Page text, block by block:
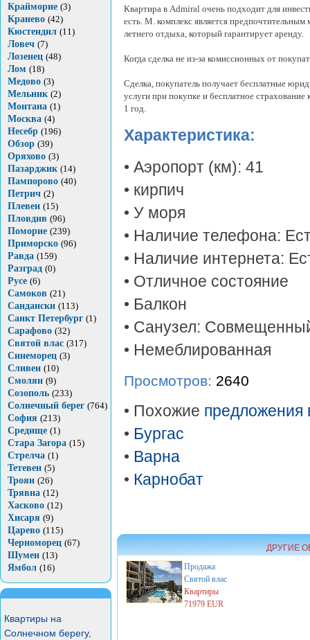
Крайморие (3)
Кранево (42)
Кюстендил (11)
Ловеч (7)
Лозенец (48)
Лом (18)
Медово (3)
Мельник (2)
Монтана (1)
Москва (4)
Несебр (196)
Обзор (39)
Оряхово (3)
Пазарджик (14)
Пампорово (40)
Петрич (2)
Плевен (15)
Пловдив (96)
Поморие (239)
Приморско (96)
Равда (159)
Разград (0)
Русе (6)
Самоков (21)
Сандански (113)
Санкт Петербург (1)
Сарафово (32)
Святой влас (317)
Синеморец (3)
Сливен (10)
Смолян (9)
Созополь (233)
Солнечный берег (764)
София (213)
Средище (1)
Стара Загора (15)
Стрелча (1)
Тетевен (5)
Троян (26)
Трявна (12)
Хасково (12)
Хисаря (9)
Царево (115)
Черноморец (67)
Шумен (13)
Ямбол (16)
Квартиры на
Солнечном берегу,
Квартира в Admiral очень подходит для
есть. М. комплекс является предпочтительным
летнего отдыха, который гарантирует аренду.
Когда сделка не из-за комиссионных от
Сделка, покупатель получает бесплатные
услуги при покупке и бесплатное страхование
1 год.
Характеристика:
• Аэропорт (км): 41
• кирпич
• У моря
• Наличие телефона:
• Наличие интернета:
• Отличное состояние
• Балкон
• Санузел:
• Немеблированная
Просмотров: 2640
• Похожие предложения
• Бургас
• Варна
• Карнобат
ДРУГИЕ
Продажа
Святой влас
Квартиры
71979 EUR